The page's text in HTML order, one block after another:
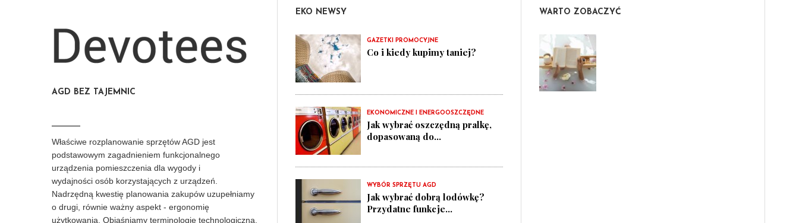
AGD BEZ TAJEMNIC
Właściwe rozplanowanie sprzętów AGD jest
podstawowym zagadnieniem funkcjonalnego
urządzenia pomieszczenia dla wygody i
wydajności osób korzystających z urządzeń.
Nadrzędną kwestię planowania zakupów uzupełniamy
o drugi, równie ważny aspekt - ergonomię
użytkowania. Objaśniamy terminologię technologiczną,
EKO NEWSY
GAZETKI PROMOCYJNE
Co i kiedy kupimy taniej?
EKONOMICZNE I ENERGOOSZCZĘDNE
Jak wybrać oszczędną pralkę,
dopasowaną do...
WYBÓR SPRZĘTU AGD
Jak wybrać dobrą lodówkę?
Przydatne funkcje...
WARTO ZOBACZYĆ